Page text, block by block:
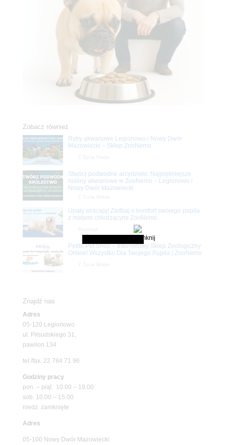
Zobacz również
Ryby akwariowe Legionowo i Nowy Dwór
Mazowiecki – Sklep ZooNemo
Stwórz podwodne arcydzieło: Najpiękniejsze
rośliny akwariowe w ZooNemo – Legionowo i
Nowy Dwór Mazowiecki
Upały wracają! Zadbaj o komfort swojego pupila
z matami chłodzącymi ZooNemo
Petito Pet Shop – Internetowy Sklep Zoologiczny
Online! Wszystko Dla Twojego Pupila | ZooNemo
Znajdź nas
Adres
05-120 Legionowo
ul. Piłsudskiego 31,
pawilon 134
tel./fax. 22 784 71 96
Godziny pracy
pon. – piąt. 10.00 – 19.00
sob. 10.00 – 15.00
niedz. zamknięte
Adres
05-100 Nowy Dwór Mazowiecki